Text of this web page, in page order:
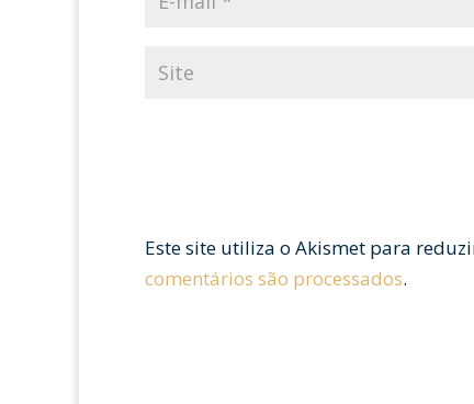
Este site utiliza o Akismet para
comentários são processados.